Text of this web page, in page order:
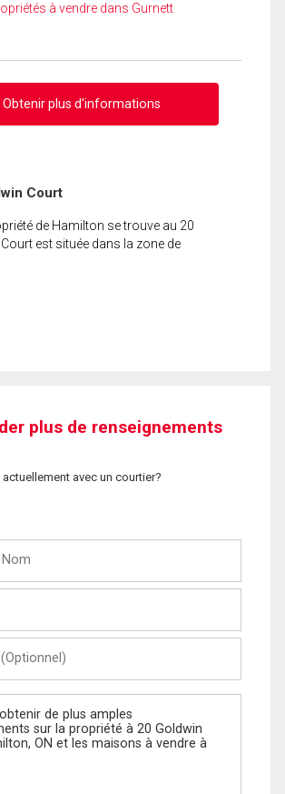
à vendre dans Gurnett
Obtenir plus d'informations
Court
de Hamilton se trouve au 20
est située dans la zone de
plus de renseignements
avec un courtier?